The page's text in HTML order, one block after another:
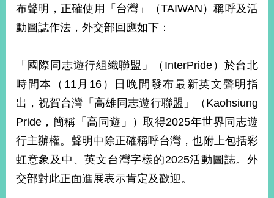
濟
日
不
海
平
護
照
回
布聲明，正確使用「台灣」（TAIWAN）稱呼及活
動圖誌作法，外交部回應如下：
「國際同志遊行組織聯盟」（InterPride）於台北
時間本（11月16）日晚間發布最新英文聲明指
出，祝賀台灣「高雄同志遊行聯盟」（Kaohsiung
Pride，簡稱「高同遊」）取得2025年世界同志遊
行主辦權。聲明中除正確稱呼台灣，也附上包括彩
虹意象及中、英文台灣字樣的2025活動圖誌。外
交部對此正面進展表示肯定及歡迎。